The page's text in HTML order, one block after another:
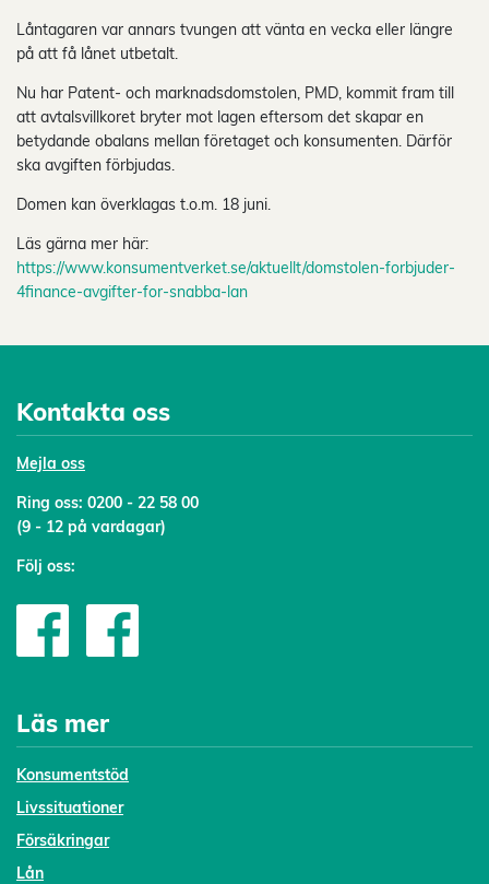
Låntagaren var annars tvungen att vänta en vecka eller längre
på att få lånet utbetalt.
Nu har Patent- och marknadsdomstolen, PMD, kommit fram till
att avtalsvillkoret bryter mot lagen eftersom det skapar en
betydande obalans mellan företaget och konsumenten. Därför
ska avgiften förbjudas.
Domen kan överklagas t.o.m. 18 juni.
Läs gärna mer här:
https://www.konsumentverket.se/aktuellt/domstolen-forbjuder-
4finance-avgifter-for-snabba-lan
Kontakta oss
Mejla oss
Ring oss: 0200 - 22 58 00
(9 - 12 på vardagar)
Följ oss:
Läs mer
Konsumentstöd
Livssituationer
Försäkringar
Lån